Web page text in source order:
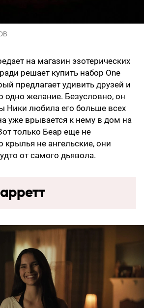
на магазин эзотерических
решает купить набор One
предлагает удивить друзей и
одно желание. Безусловно, он
Ники любила его больше всех
уже врывается к нему в дом на
только Беар еще не
крылья не ангельские, они
от самого дьявола.